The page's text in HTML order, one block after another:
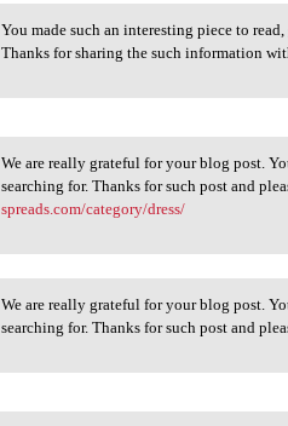
You made such an interesting
You made such an interesting piece to
Thanks for sharing the such information
We are really grateful for
We are really grateful for your blog post.
searching for. Thanks for such post and
spreads.com/category/dress/
We are really grateful for
We are really grateful for your blog post.
searching for. Thanks for such post and